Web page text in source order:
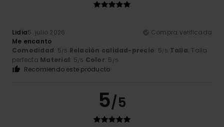
Lidia5. julio 2026
Compra verificada
Me encanto
Comodidad: 5/5 Relación calidad-precio: 5/5 Talla: Talla
perfecta Material: 5/5 Color: 5 /5
Recomiendo este producto
5/5